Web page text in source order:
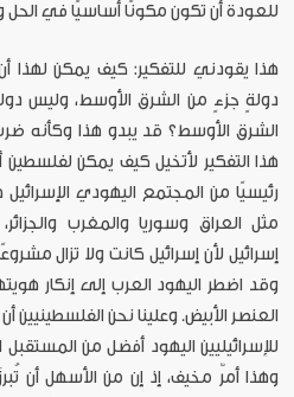
للعودة أن تكون مكوِّنًا أساسيًا في الحل
هذا يقودني للتفكير: كيف يمكن لهذا
دولةٍ جزءٍ من الشرق الأوسط، وليس
الشرق الأوسط؟ قد يبدو هذا وكأنه
هذا التفكير لأتخيل كيف يمكن لفلسطين
رئيسيًا من المجتمع اليهودي
مثل العراق وسوريا والمغرب
إسرائيل لأن إسرائيل كانت ولا تزال
وقد اضطر اليهود العرب إلى إنكار
العنصر الأبيض. وعلينا نحن
للإسرائيليين اليهود أفضل من
وهذا أمرٌ مخيف، إذ إن من الأسهل أن